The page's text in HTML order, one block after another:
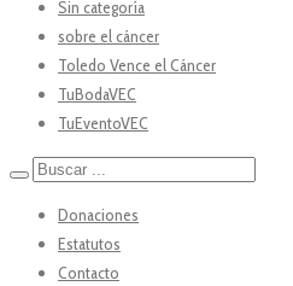
Sin categoría
sobre el cáncer
Toledo Vence el Cáncer
TuBodaVEC
TuEventoVEC
Donaciones
Estatutos
Contacto